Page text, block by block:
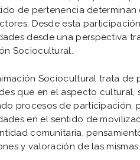
de pertenencia
Desde esta
desde una perspectiva
Sociocultural.
Sociocultural trata de
que en el aspecto cultural,
procesos de participación,
en el sentido de
comunitaria,
y valoración de las